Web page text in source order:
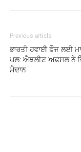
Previous article
ਭਾਰਤੀ ਹਵਾਈ ਫੌਜ ਲਈ
ਪਲ: ਐਥਲੀਟ ਅਫਸਲ ਨੇ
ਮੈਦਾਨ